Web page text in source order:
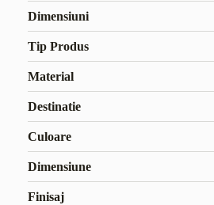
Dimensiuni
Tip Produs
Material
Destinatie
Culoare
Dimensiune
Finisaj